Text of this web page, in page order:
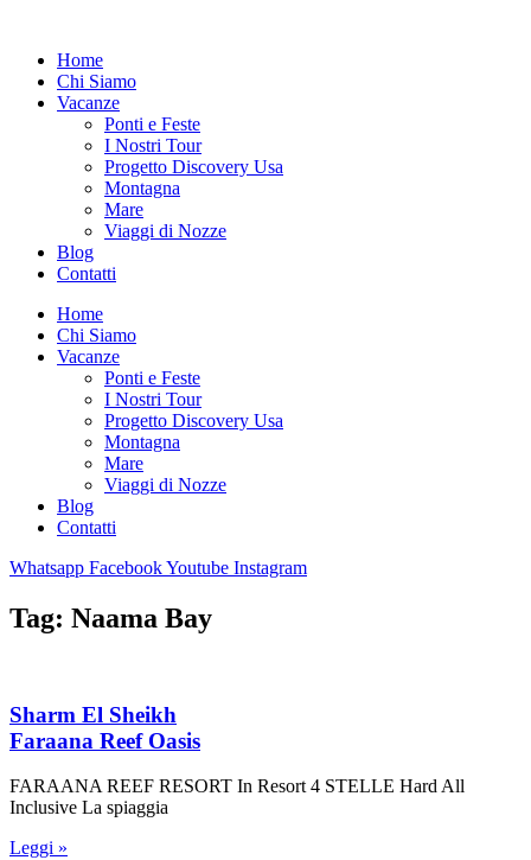
contenutoHome
Chi Siamo
Vacanze
Ponti e Feste
I Nostri Tour
Progetto Discovery Usa
Montagna
Mare
Viaggi di Nozze
Blog
Contatti
Home
Chi Siamo
Vacanze
Ponti e Feste
I Nostri Tour
Progetto Discovery Usa
Montagna
Mare
Viaggi di Nozze
Blog
Contatti
Whatsapp FacebookYoutube Instagram
Tag: Naama Bay
Sharm El Sheikh
Faraana Reef Oasis
FARAANA REEF RESORT In Resort 4 STELLE Hard All
Inclusive La spiaggia
Leggi »